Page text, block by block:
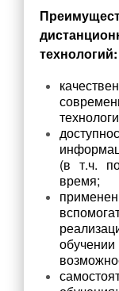
О нас пишут
Награды и
Бессмертный
Документы ОДОД
Визитная
Деятельность
Достижения
Достижения
технологий:
(в т.ч.
время;